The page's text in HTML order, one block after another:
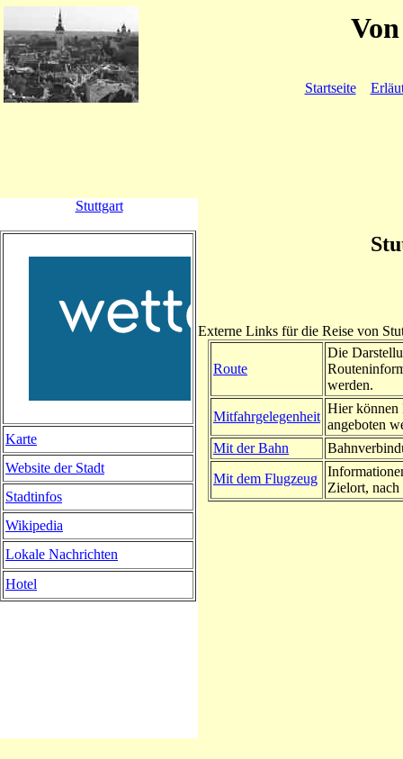
Startseite
Externe Links für die Reise von
Route
Die
werden.
Mitfahrgelegenheit
Hier können
angeboten
Mit der Bahn
Mit dem Flugzeug
Zielort, nach
Stuttgart
Karte
Website der Stadt
Stadtinfos
Wikipedia
Lokale Nachrichten
Hotel